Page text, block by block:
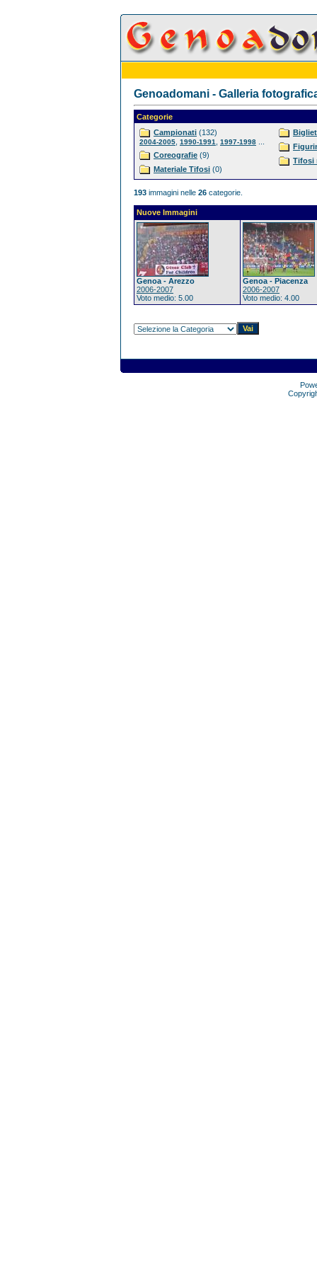
Genoadomani - Galleria
Categorie
Campionati (132)
2004-2005 1990-1991 1997-1998
Coreografie (9)
Materiale Tifosi (0)
Tifosi
193 immagini nelle 26 categorie.
Nuove Immagini
Genoa - Arezzo
2006-2007
Voto medio: 5.00
Genoa - Piacenza
2006-2007
Voto medio: 4.00